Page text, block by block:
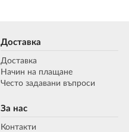
Доставка
Доставка
Начин на плащане
Често задавани въпроси
За нас
Контакти